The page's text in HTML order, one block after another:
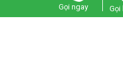
Gọi ngay Gọi